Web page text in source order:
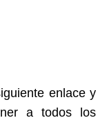
enlace y
a todos los